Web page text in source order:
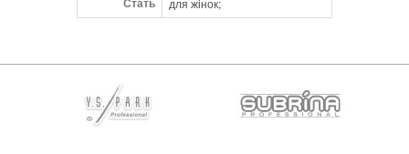
для жінок;